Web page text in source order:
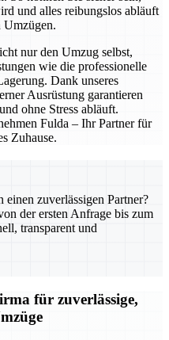
und alles reibungslos abläuft
Umzügen.
nur den Umzug selbst,
wie die professionelle
Dank unseres
Ausrüstung garantieren
ohne Stress abläuft.
Fulda – Ihr Partner für
Zuhause.
einen zuverlässigen Partner?
der ersten Anfrage bis zum
transparent und
für zuverlässige,